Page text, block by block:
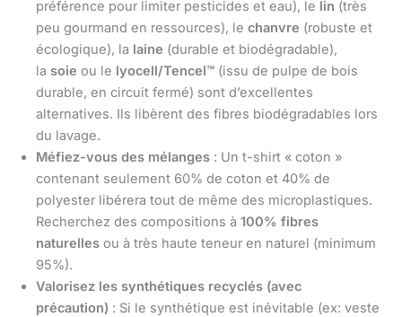
préférence pour limiter pesticides et eau), le lin (très
peu gourmand en ressources), le chanvre (robuste et
écologique), la laine (durable et biodégradable),
la soie ou le lyocell/Tencel™ (issu de pulpe de bois
durable, en circuit fermé) sont d’excellentes
alternatives. Ils libèrent des fibres biodégradables lors
du lavage.
Méfiez-vous des mélanges : Un t-shirt « coton »
contenant seulement 60% de coton et 40% de
polyester libérera tout de même des microplastiques.
Recherchez des compositions à 100% fibres
naturelles ou à très haute teneur en naturel (minimum
95%).
Valorisez les synthétiques recyclés (avec
précaution) : Si le synthétique est inévitable (ex: veste